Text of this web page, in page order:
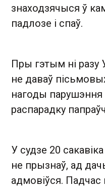
знаходзячыся ў
падлозе і спаў.
Пры гэтым ні разу
не даваў
нагоды парушэння
распарадку
У судзе 20
не прызнаў, ад
адмовіўся.